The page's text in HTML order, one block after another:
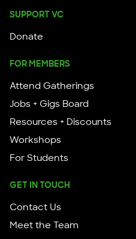
SUPPORT VC
Donate
FOR MEMBERS
Attend Gatherings
Jobs + Gigs Board
Resources + Discounts
Workshops
For Students
GET IN TOUCH
Contact Us
Meet the Team